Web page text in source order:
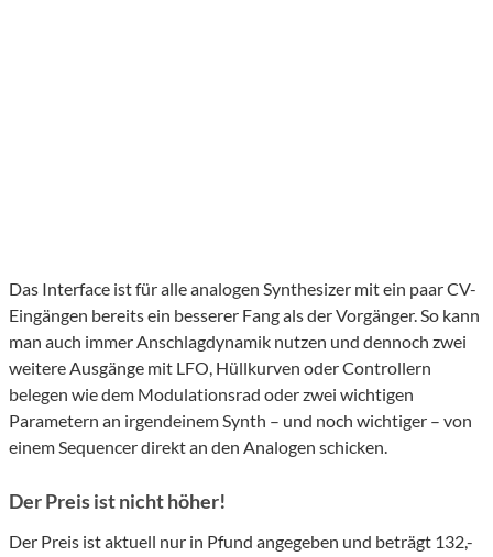
Das Interface ist für alle analogen Synthesizer mit ein paar CV-
Eingängen bereits ein besserer Fang als der Vorgänger. So kann
man auch immer Anschlagdynamik nutzen und dennoch zwei
weitere Ausgänge mit LFO, Hüllkurven oder Controllern
belegen wie dem Modulationsrad oder zwei wichtigen
Parametern an irgendeinem Synth – und noch wichtiger – von
einem Sequencer direkt an den Analogen schicken.
Der Preis ist nicht höher!
Der Preis ist aktuell nur in Pfund angegeben und beträgt 132,-